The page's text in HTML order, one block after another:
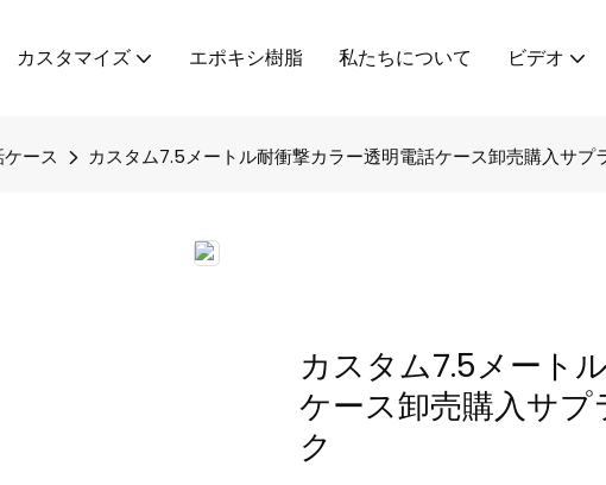
カスタマイズ エポキシ樹脂 私たちについて ビデオ
ース カスタム7.5メートル耐衝撃カラー透明電話ケース卸売購入サプ
カスタム7.5メート
ケース卸売購入サ
ク